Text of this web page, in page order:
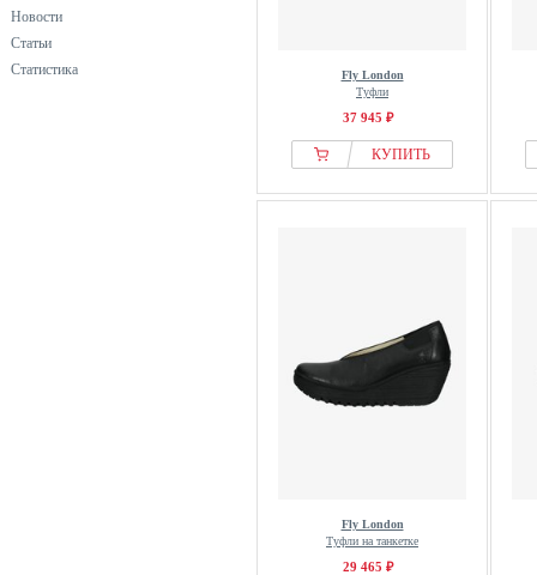
Новости
Статьи
Статистика
Fly London
Туфли
37 945 ₽
КУПИТЬ
Fly London
Туфли на танкетке
29 465 ₽